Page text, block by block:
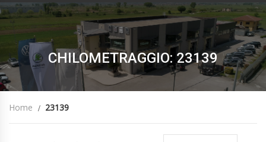
CHILOMETRAGGIO: 23139
Home 23139